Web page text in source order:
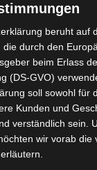
VSM
Bewertet
mit
39,00€
beruht auf
die durch den
beim Erlass
(DS-GVO)
soll sowohl für
Kunden und
verständlich sein.
wir vorab die